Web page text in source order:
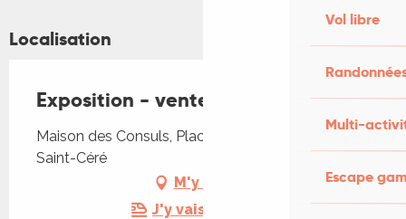
Vol libre
Multi-
Escape
Localisation
Exposition - vente Serge Arnoux
Maison des Consuls, Place du Mercadial, 46400
Saint-Céré
M'y rendre
J'y vais en train !